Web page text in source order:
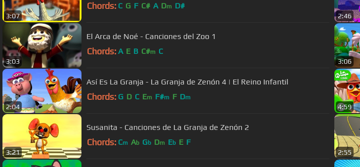
3:07
Chords: C G F C# A Dm D#
2:46
3:03
El Arca de Noé - Canciones del Zoo 1
Chords: A E B C#m C
3:06
2:04
Así Es La Granja - La Granja de Zenón 4 | El Reino Infantil
Chords: G D C Em F#m F Dm
4:59
3:21
Susanita - Canciones de La Granja de Zenón 2
Chords: Cm Ab Gb Dm Eb E F
2:55